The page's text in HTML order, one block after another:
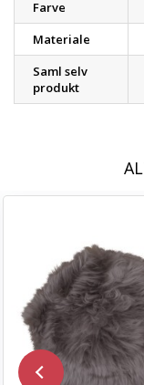
Farve
Materiale
Saml selv
produkt